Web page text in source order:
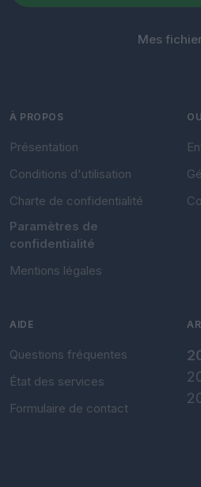
Mes
À PROPOS
Présentation
Conditions d'utilisation
Charte de confidentialité
Paramètres de
confidentialité
Mentions légales
AIDE
Questions fréquentes
État des services
Formulaire de contact